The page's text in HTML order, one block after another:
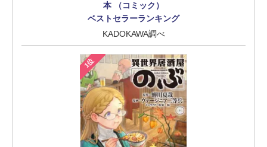
本 （コミック）
ベストセラーランキング
KADOKAWA調べ
1位